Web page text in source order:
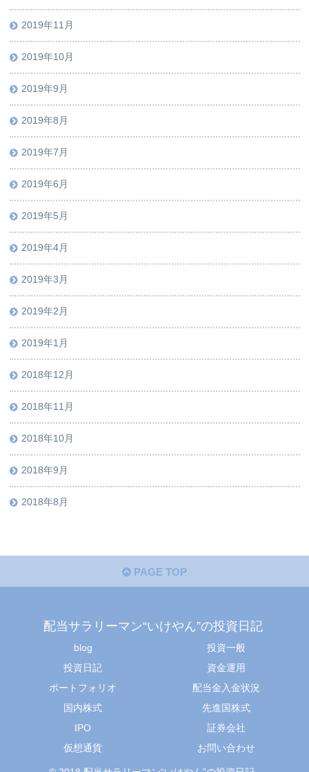
2019年11月
2019年10月
2019年9月
2019年8月
2019年7月
2019年6月
2019年5月
2019年4月
2019年3月
2019年2月
2019年1月
2018年12月
2018年11月
2018年10月
2018年9月
2018年8月
PAGE TOP
配当サラリーマン“いけやん”の投資日記 ​
blog
投資一般
投資日記
資金運用
ポートフォリオ
配当金入金状況
国内株式
先進国株式
IPO
証券会社
仮想通貨
お問い合わせ